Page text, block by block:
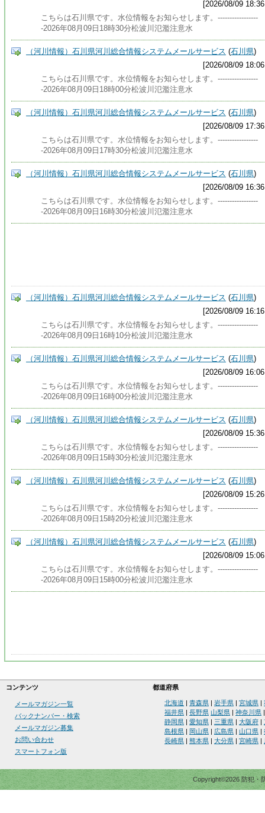
[2026/08/09
こちらは石川県です。水位情報をお知らせします。-----------------
-2026年08月09日18時30分松波川氾濫注意水
（河川情報）石川県河川総合情報システムメールサービス (石川県)
[2026/08/09
こちらは石川県です。水位情報をお知らせします。-----------------
-2026年08月09日18時00分松波川氾濫注意水
（河川情報）石川県河川総合情報システムメールサービス (石川県)
[2026/08/09
こちらは石川県です。水位情報をお知らせします。-----------------
-2026年08月09日17時30分松波川氾濫注意水
（河川情報）石川県河川総合情報システムメールサービス (石川県)
[2026/08/09
こちらは石川県です。水位情報をお知らせします。-----------------
-2026年08月09日16時30分松波川氾濫注意水
（河川情報）石川県河川総合情報システムメールサービス (石川県)
[2026/08/09
こちらは石川県です。水位情報をお知らせします。-----------------
-2026年08月09日16時10分松波川氾濫注意水
（河川情報）石川県河川総合情報システムメールサービス (石川県)
[2026/08/09
こちらは石川県です。水位情報をお知らせします。-----------------
-2026年08月09日16時00分松波川氾濫注意水
（河川情報）石川県河川総合情報システムメールサービス (石川県)
[2026/08/09
こちらは石川県です。水位情報をお知らせします。-----------------
-2026年08月09日15時30分松波川氾濫注意水
（河川情報）石川県河川総合情報システムメールサービス (石川県)
[2026/08/09
こちらは石川県です。水位情報をお知らせします。-----------------
-2026年08月09日15時20分松波川氾濫注意水
（河川情報）石川県河川総合情報システムメールサービス (石川県)
[2026/08/09
こちらは石川県です。水位情報をお知らせします。-----------------
-2026年08月09日15時00分松波川氾濫注意水
コンテンツ 都道府県
メールマガジン一覧
バックナンバー・検索
メールマガジン募集
お問い合わせ
スマートフォン版
北海道 青森県 岩手県 宮城県
福井県
長野県 山梨県 神奈川県
静岡県
愛知県 三重県 大阪府
島根県
岡山県 広島県 山口県
長崎県
熊本県 大分県 宮崎県
Copyright©2026 防犯・